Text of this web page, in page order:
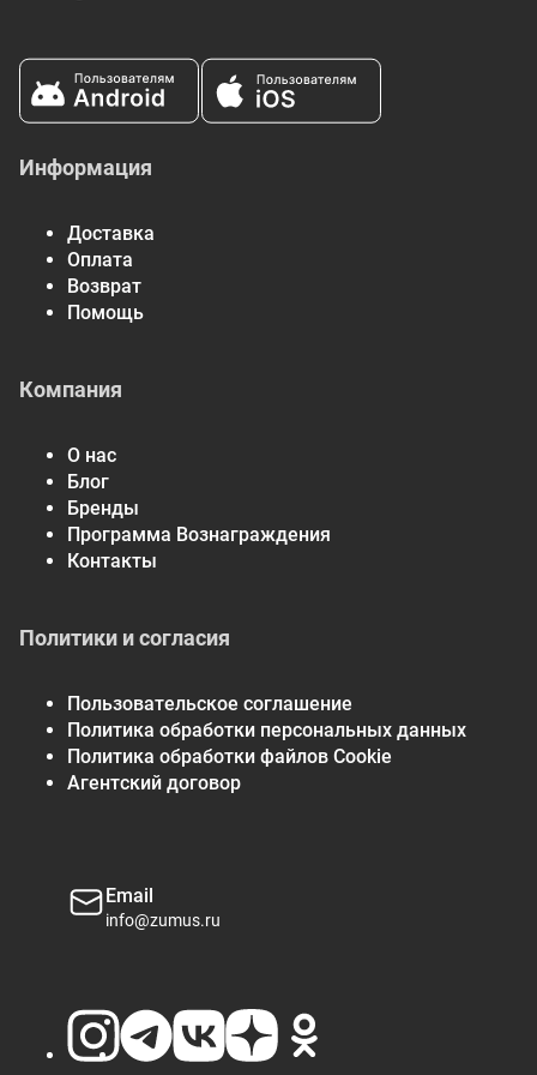
Не является существенным источником холестерина,
пищевой клетчатки, сахара, добавленного сахара,
витамина D, кальция, железа и калия.
Информация
Доставка
Оплата
Возврат
Помощь
Компания
О нас
Блог
Бренды
Программа Вознаграждения
Контакты
Политики и согласия
Пользовательское соглашение
Политика обработки персональных данных
Политика обработки файлов Cookie
Агентский договор
Email
info@zumus.ru